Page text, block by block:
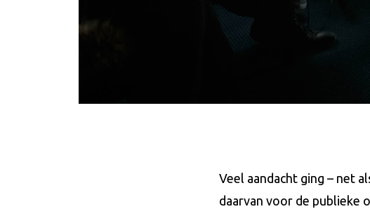
Veel aandacht ging – net
daarvan voor de publieke